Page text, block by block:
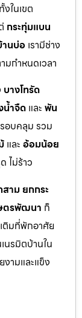
ในเขต
กระทุ่มแบน
านบ่อ เรามีช่าง
กำหนดเวลา
บางโทรัด
น้ำจืด และ พัน
อบคลุม รวม
และ อ้อมน้อย
ไม่ร้าว
ามยกกระ
ตรพัฒนา ก็
ติมที่พักอาศัย
นรมิตบ้านใน
ามและแข็ง